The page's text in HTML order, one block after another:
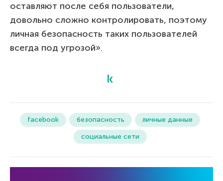
оставляют после себя пользователи,
довольно сложно контролировать, поэтому
личная безопасность таких пользователей
всегда под угрозой».
facebook безопасность
личные данные
социальные сети